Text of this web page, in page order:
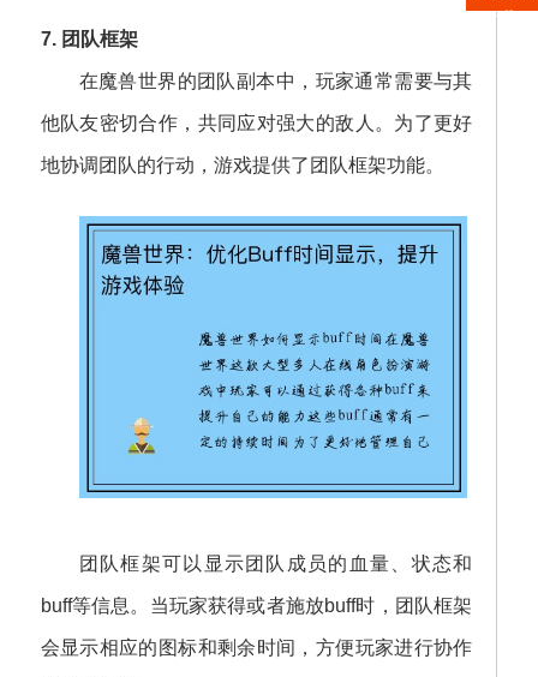
7. 团队框架
在魔兽世界的团队副本中，玩家通常需要与其
他队友密切合作，共同应对强大的敌人。为了更好
地协调团队的行动，游戏提供了团队框架功能。
团队框架可以显示团队成员的血量、状态和
buff等信息。当玩家获得或者施放buff时，团队框架
会显示相应的图标和剩余时间，方便玩家进行协作
下载